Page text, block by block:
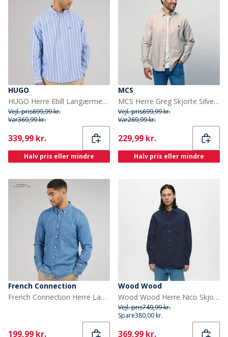
HUGO
HUGO Herre Ebill Langærmet Skjorte Open Blue
Vejl. pris699,99 kr.
Var369,99 kr.
Current
339,99 kr.
Halv pris eller mindre
MCS
MCS Herre Greg Skjorte Silver Mink
Vejl. pris699,99 kr.
Var269,99 kr.
Current
229,99 kr.
Halv pris eller mindre
French Connection
French Connection Herre Langærmet Denim Skjorte Mid Wash
Current
199,99 kr.
Wood Wood
Wood Wood Herre Nico Skjorte Salute
Vejl. pris749,99 kr.
Spare380,00 kr.
Current
369,99 kr.